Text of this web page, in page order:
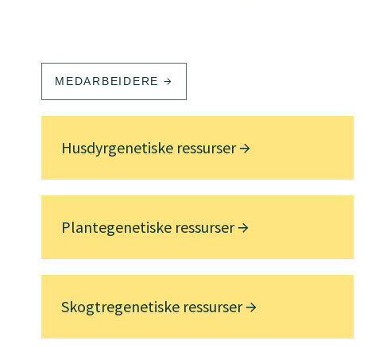
MEDARBEIDERE
Husdyrgenetiske ressurser
Plantegenetiske ressurser
Skogtregenetiske ressurser